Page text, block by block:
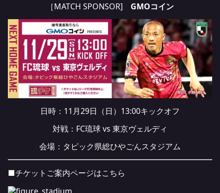
［MATCH SPONSOR] GMOコイン
日時：11月29日（日）13:00キックオフ
対戦：FC琉球 vs 東京ヴェルディ
会場： タピック県総ひやごんスタジアム
■チケットご案内ページはこちら